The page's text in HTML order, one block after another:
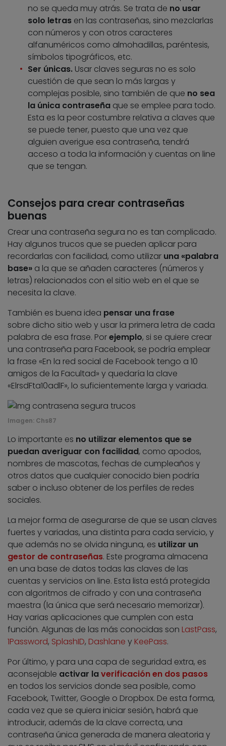
no se queda muy atrás. Se trata de no usar
solo letras en las contraseñas, sino mezclarlas
con números y con otros caracteres
alfanuméricos como almohadillas, paréntesis,
símbolos tipográficos, etc.
Ser únicas. Usar claves seguras no es solo
cuestión de que sean lo más largas y
complejas posible, sino también de que no sea
la única contraseña que se emplee para todo.
Esta es la peor costumbre relativa a claves que
se puede tener, puesto que una vez que
alguien averigue esa contraseña, tendrá
acceso a toda la información y cuentas on line
que se tengan.
Consejos para crear contraseñas
buenas
Crear una contraseña segura no es tan complicado.
Hay algunos trucos que se pueden aplicar para
recordarlas con facilidad, como utilizar una «palabra
base» a la que se añaden caracteres (números y
letras) relacionados con el sitio web en el que se
necesita la clave.
También es buena idea pensar una frase
sobre dicho sitio web y usar la primera letra de cada
palabra de esa frase. Porejemplo, si se quiere crear
una contraseña para Facebook, se podría emplear
la frase «En la red social de Facebook tengo a 10
amigos de la Facultad» y quedaría la clave
«ElrsdFta10adlF», lo suficientemente larga y variada.
Imagen: Chs87
Lo importante es no utilizar elementos que se
puedan averiguar con facilidad, como apodos,
nombres de mascotas, fechas de cumpleaños y
otros datos que cualquier conocido bien podría
saber o incluso obtener de los perfiles de redes
sociales.
La mejor forma de asegurarse de que se usan claves
fuertes y variadas, una distinta para cada servicio, y
que además no se olvida ninguna, es utilizar un
gestor de contraseñas. Este programa almacena
en una base de datos todas las claves de las
cuentas y servicios on line. Esta lista está protegida
con algoritmos de cifrado y con una contraseña
maestra (la única que será necesario memorizar).
Hay varias aplicaciones que cumplen con esta
función. Algunas de las más conocidas son LastPass,
1Password, SplashID, Dashlane y KeePass.
Por último, y para una capa de seguridad extra, es
aconsejable activar laverificación en dos pasos
en todos los servicios donde sea posible, como
Facebook, Twitter, Google o Dropbox. De esta forma,
cada vez que se quiera iniciar sesión, habrá que
introducir, además de la clave correcta, una
contraseña única generada de manera aleatoria y